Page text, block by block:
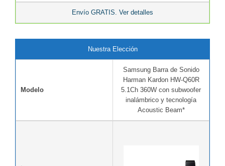
Envío GRATIS. Ver detalles
Nuestra Elección
Modelo
Samsung Barra de Sonido
Harman Kardon HW-Q60R
5.1Ch 360W con subwoofer
inalámbrico y tecnología
Acoustic Beam*